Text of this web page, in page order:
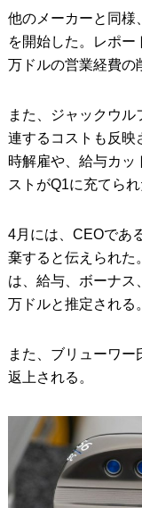
他のメーカーと同様
を開始した。レポ
万ドルの営業経費の
また、ジャックウ
連するコストも反映
時解雇や、給与カッ
ストがQ1に充てられ
4月には、CEOであ
棄すると伝えられた
は、給与、ボーナス
万ドルと推定される。
また、ブリューワ
返上される。